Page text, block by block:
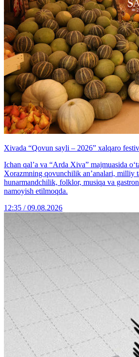
Xivada “Qovun sayli – 2026” xalqaro
Ichan qal’a va “Arda Xiva” majmuasida
Xorazmning qovunchilik an’analari, milliy
hunarmandchilik, folklor, musiqa va
namoyish etilmoqda.
12:35 / 09.08.2026